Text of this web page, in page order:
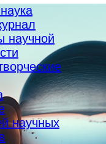
научной
научных